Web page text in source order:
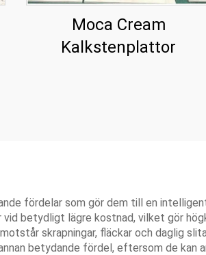
Moca Cream
Kalkstenplattor
fördelar som gör dem till en
vid betydligt lägre kostnad, vilket gör
skrapningar, fläckar och daglig
betydande fördel, eftersom de kan